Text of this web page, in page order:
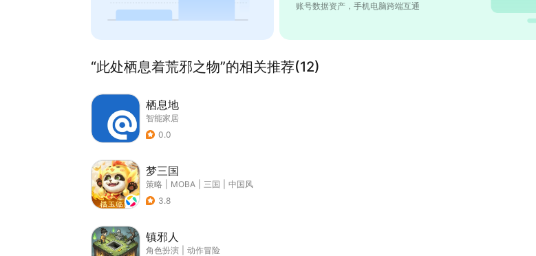
账号数据资产，手机电脑跨端互通
“此处栖息着荒邪之物”的相关推荐(12)
栖息地
智能家居
0.0
梦三国
策略 MOBA 三国
中国风
3.8
镇邪人
角色扮演
动作冒险